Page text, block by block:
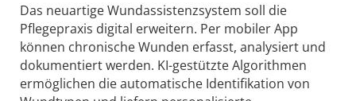
Das neuartige Wundassistenzsystem soll die
Pflegepraxis digital erweitern. Per mobiler App
können chronische Wunden erfasst, analysiert und
dokumentiert werden. KI-gestützte Algorithmen
ermöglichen die automatische Identifikation von